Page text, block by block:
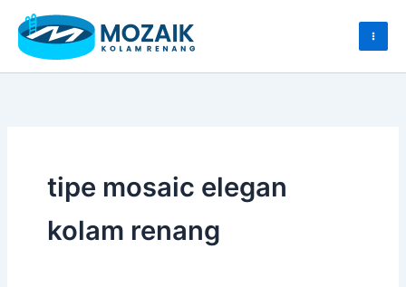
content
tipe mosaic elegan
kolam renang